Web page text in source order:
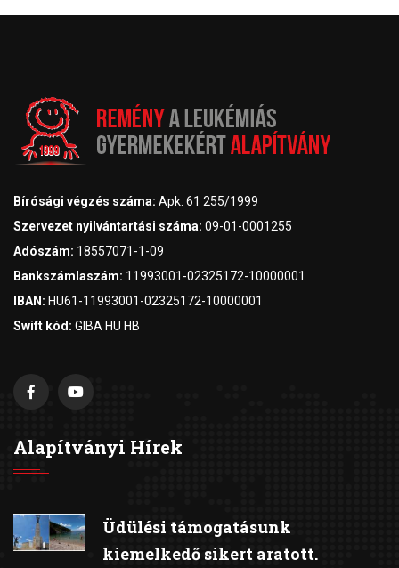
Bírósági végzés száma: Apk. 61 255/1999
Szervezet nyilvántartási száma: 09-01-0001255
Adószám: 18557071-1-09
Bankszámlaszám: 11993001-02325172-10000001
IBAN: HU61-11993001-02325172-10000001
Swift kód: GIBA HU HB
Alapítványi Hírek
Üdülési támogatásunk
kiemelkedő sikert aratott.